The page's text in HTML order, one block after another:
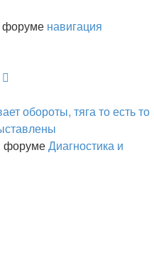
форуме навигация
обороты, тяга то есть то
форумеДиагностика и